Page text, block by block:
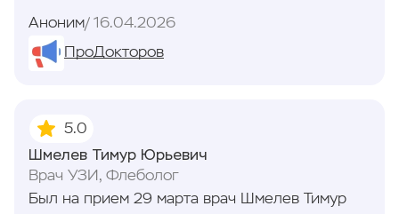
Аноним 16.04.2026
ПроДокторов
Шмелев Тимур Юрьевич
Врач УЗИ, Флеболог
5.0
Был на прием 29 марта врач Шмелев Тимур